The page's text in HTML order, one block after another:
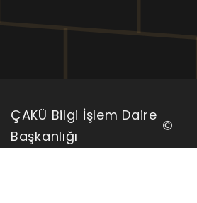
ÇAKÜ Bilgi İşlem Daire
Başkanlığı
©